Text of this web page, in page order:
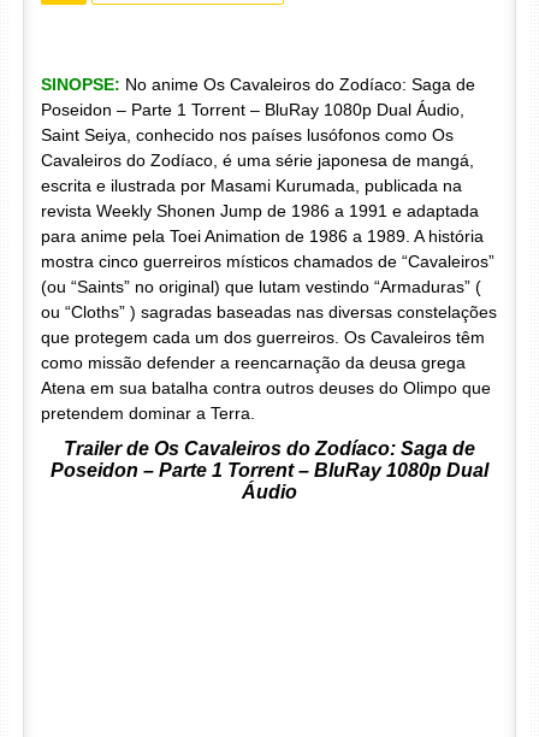
SINOPSE: No anime Os Cavaleiros do Zodíaco: Saga de
Poseidon – Parte 1 Torrent – BluRay 1080p Dual Áudio,
Saint Seiya, conhecido nos países lusófonos como Os
Cavaleiros do Zodíaco, é uma série japonesa de mangá,
escrita e ilustrada por Masami Kurumada, publicada na
revista Weekly Shonen Jump de 1986 a 1991 e adaptada
para anime pela Toei Animation de 1986 a 1989. A história
mostra cinco guerreiros místicos chamados de “Cavaleiros”
(ou “Saints” no original) que lutam vestindo “Armaduras” (
ou “Cloths” ) sagradas baseadas nas diversas constelações
que protegem cada um dos guerreiros. Os Cavaleiros têm
como missão defender a reencarnação da deusa grega
Atena em sua batalha contra outros deuses do Olimpo que
pretendem dominar a Terra.
Trailer de Os Cavaleiros do Zodíaco: Saga de
Poseidon – Parte 1 Torrent – BluRay 1080p Dual
Áudio